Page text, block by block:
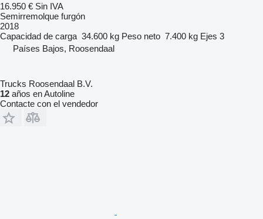
16.950 € Sin IVA
Semirremolque furgón
2018
Capacidad de carga 34.600 kg Peso neto 7.400 kg Ejes 3
Países Bajos, Roosendaal
Trucks Roosendaal B.V.
12 años en Autoline
Contacte con el vendedor